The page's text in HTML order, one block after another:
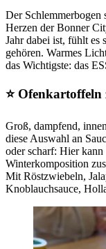
Der Schlemmerbogen
Herzen der Bonner
Jahr dabei ist, fühlt es
gehören. Warmes
das Wichtigste: das
⭐ Ofenkartoffeln
Groß, dampfend,
diese Auswahl an
oder scharf: Hier kann
Winterkomposition
Mit Röstzwiebeln,
Knoblauchsauce,